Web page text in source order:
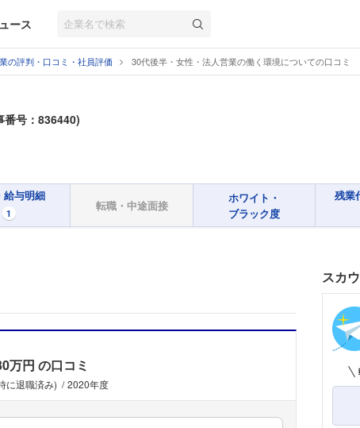
ース
の評判・口コミ・社員評価 30代後半・女性・法人営業の働く環境についての口コミ
番号：836440)
給与明細
1
転職・中途面接
ホワイト・
ブラック度
残業
万円 の口コミ
に退職済み) 2020年度
スカ